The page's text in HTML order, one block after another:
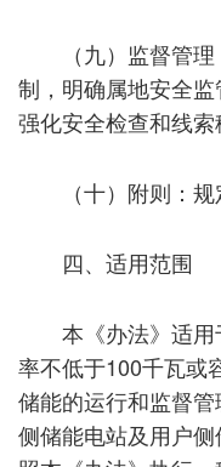
（九）监督管
制，明确属地安全
强化安全检查和线索
（十）附则：
四、适用范围
本《办法》适
率不低于100千瓦或
储能的运行和监督
侧储能电站及用户